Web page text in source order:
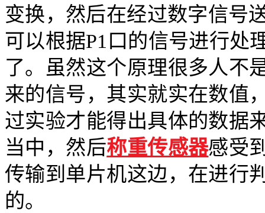
变换，然后在经过数字信号
可以根据P1口的信号进行处
了。虽然这个原理很多人不
来的信号，其实就实在数值
过实验才能得出具体的数据
当中，然后称重传感器感受
传输到单片机这边，在进行
的。